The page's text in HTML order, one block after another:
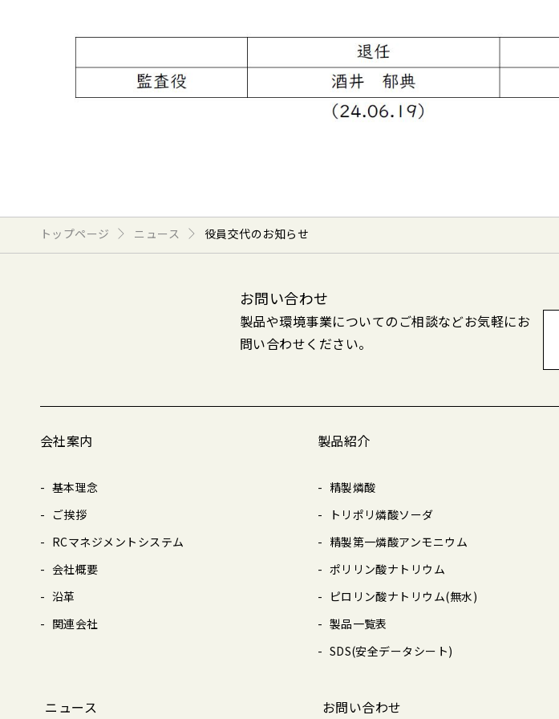
トップページ ニュース 役員交代のお知らせ
お問い合わせ
製品や環境事業についてのご相談などお気軽にお
問い合わせください。
会社案内
基本理念
ご挨拶
RCマネジメントシステム
会社概要
沿革
関連会社
製品紹介
精製燐酸
トリポリ燐酸ソーダ
精製第一燐酸アンモニウム
ポリリン酸ナトリウム
ピロリン酸ナトリウム(無水)
製品一覧表
SDS(安全データシート)
ニュース お問い合わせ